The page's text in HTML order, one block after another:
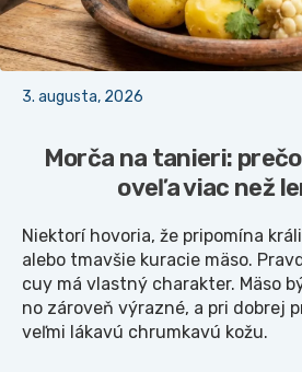
3. augusta, 2026
Morča na tanieri:
oveľa viac než
Niektorí hovoria, že pripomína
alebo tmavšie kuracie mäso.
cuy má vlastný charakter. Mäso
no zároveň výrazné, a pri dobrej
veľmi lákavú chrumkavú kožu.